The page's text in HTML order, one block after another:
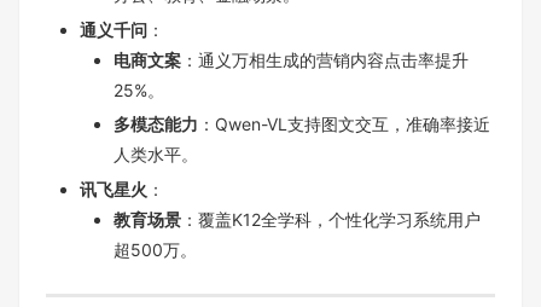
通义千问 ：
电商文案 ：通义万相生成的营销内容点击率提升
25%。
多模态能力 ：Qwen-VL支持图文交互，准确率接近
人类水平。
讯飞星火 ：
教育场景 ：覆盖K12全学科，个性化学习系统用户
超500万。